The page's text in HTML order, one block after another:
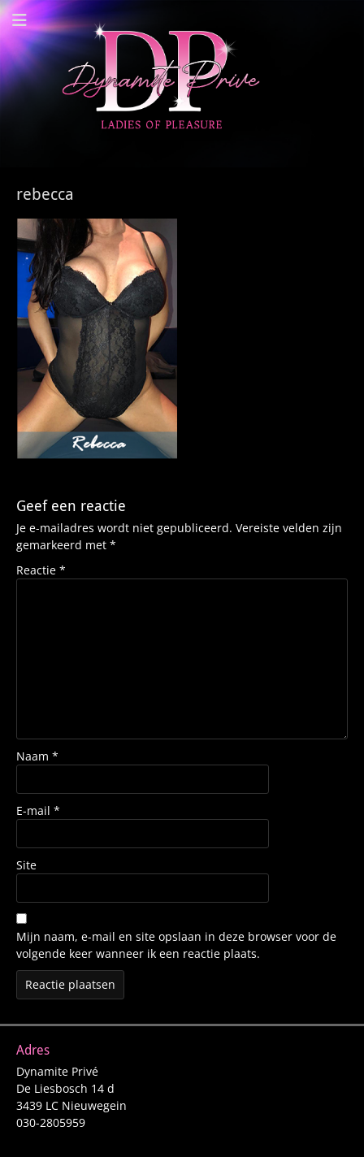
Dynamite Prive -
Privehuis Nieuwegein
rebecca
Geef een reactie
Je e-mailadres wordt niet gepubliceerd. Vereiste velden zijn
gemarkeerd met *
Reactie *
Naam *
E-mail *
Site
Mijn naam, e-mail en site opslaan in deze browser voor de
volgende keer wanneer ik een reactie plaats.
Adres
Dynamite Privé
De Liesbosch 14 d
3439 LC Nieuwegein
030-2805959